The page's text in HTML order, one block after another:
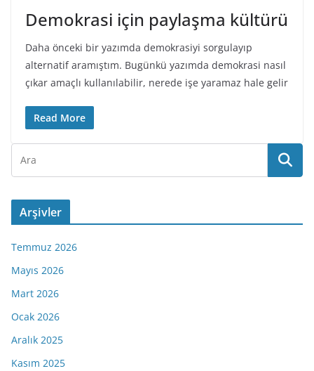
Demokrasi için paylaşma kültürü
Daha önceki bir yazımda demokrasiyi sorgulayıp
alternatif aramıştım. Bugünkü yazımda demokrasi nasıl
çıkar amaçlı kullanılabilir, nerede işe yaramaz hale gelir
Read More
Arşivler
Temmuz 2026
Mayıs 2026
Mart 2026
Ocak 2026
Aralık 2025
Kasım 2025